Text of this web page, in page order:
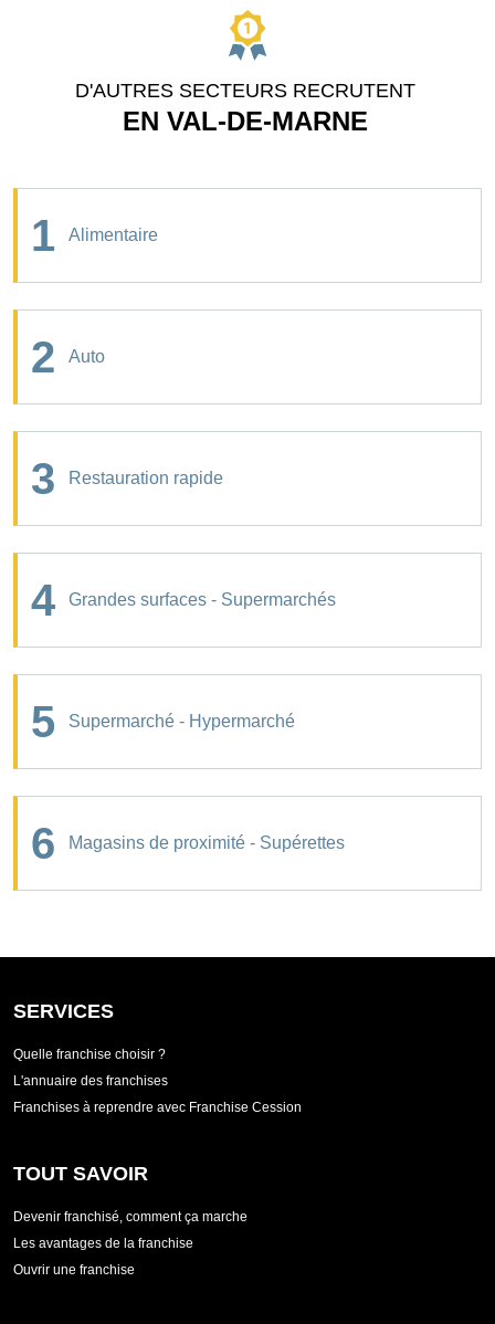
D'AUTRES SECTEURS RECRUTENT
EN VAL-DE-MARNE
1 Alimentaire
2 Auto
3 Restauration rapide
4 Grandes surfaces - Supermarchés
5 Supermarché - Hypermarché
6 Magasins de proximité - Supérettes
SERVICES
Quelle franchise choisir ?
L'annuaire des franchises
Franchises à reprendre avec Franchise Cession
TOUT SAVOIR
Devenir franchisé, comment ça marche
Les avantages de la franchise
Ouvrir une franchise